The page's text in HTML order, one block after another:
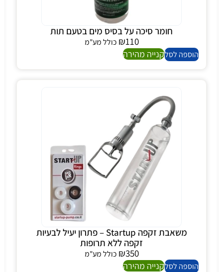
חומר סיכה על בסיס מים בטעם תות
₪110
כולל מע"מ
הוספה לסלקנייה מהירה
משאבת זקפה Startup – פתרון יעיל לבעיות
זקפה ללא תרופות
₪350
כולל מע"מ
הוספה לסלקנייה מהירה